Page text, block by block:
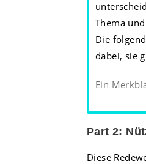
Thema
Die
dabei, sie
Ein
Part 2:
Diese